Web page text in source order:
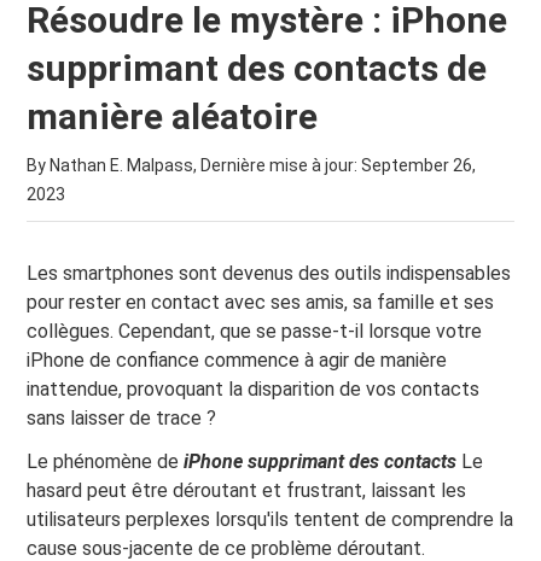
Résoudre le mystère : iPhone
supprimant des contacts de
manière aléatoire
By Nathan E. Malpass, Dernière mise à jour:September 26,
2023
Les smartphones sont devenus des outils indispensables
pour rester en contact avec ses amis, sa famille et ses
collègues. Cependant, que se passe-t-il lorsque votre
iPhone de confiance commence à agir de manière
inattendue, provoquant la disparition de vos contacts
sans laisser de trace ?
Le phénomène deiPhone supprimant des contacts Le
hasard peut être déroutant et frustrant, laissant les
utilisateurs perplexes lorsqu'ils tentent de comprendre la
cause sous-jacente de ce problème déroutant.